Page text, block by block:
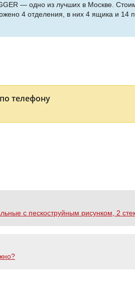
— одно из лучших в Москве.
4 отделения, в них 4 ящика и 14
телефону
с пескоструйным рисунком, 2